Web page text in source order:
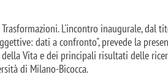
L'incontro inaugurale, dal
dati a confronto", prevede la
Vita e dei principali risultati delle
di Milano-Bicocca.